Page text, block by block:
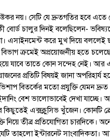
নয়। সেটি যে দ্রুতগতির হবে এতে
বোর্ড চালুর দিনই বলেছিলেন-
এসাইনমেন্ট করে মুখ দিয়ে বললেই
ক্রমেই অপ্রয়োজনীয় হতে
যাবে তাতে কোন সন্দেহ নেই।
প্রতিটি বিষয়ই জানা
বিতর্কের মতো প্রযুক্তি যেমন
বেশ ভালোভাবেই দেখা
এক্সক্লুসিভ খুঁজেন। কোনটি
নিয়ে তীব্র প্রতিযোগিতা
তাহলো ইন্টারনেট